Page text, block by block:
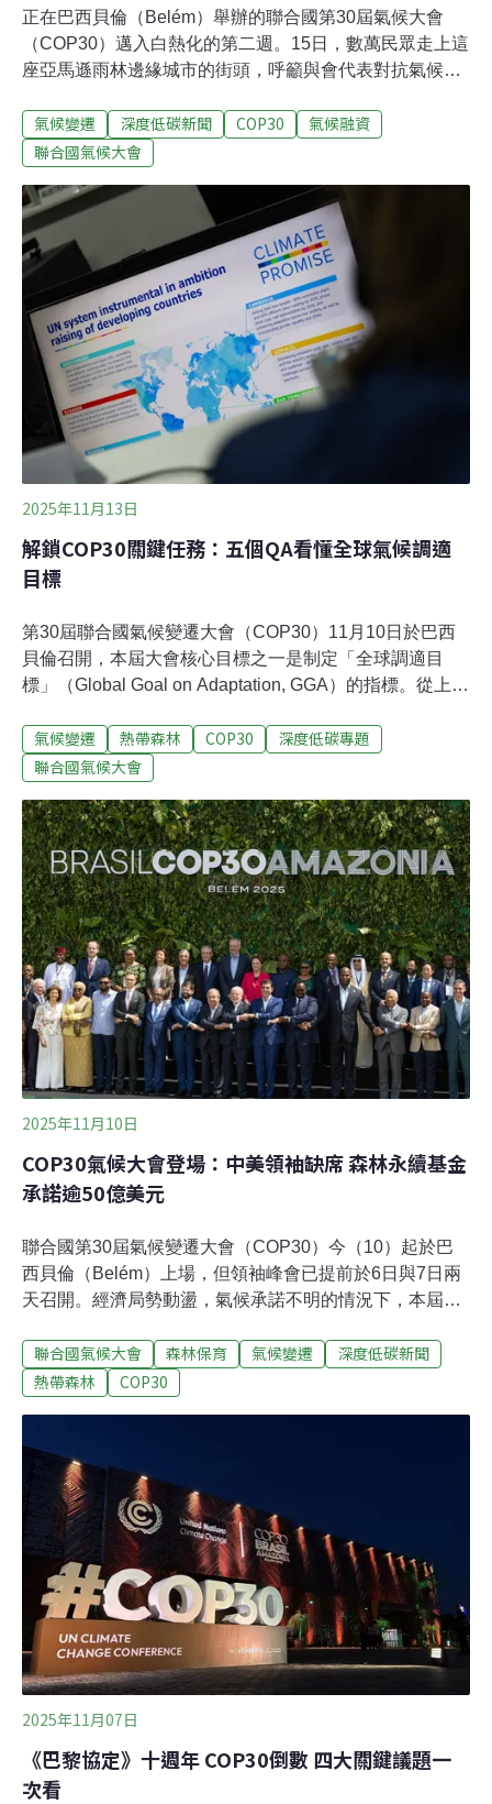
正在巴西貝倫（Belém）舉辦的聯合國第30屆氣候大會
（COP30）邁入白熱化的第二週。15日，數萬民眾走上這
座亞馬遜雨林邊緣城市的街頭，呼籲與會代表對抗氣候變
近三年來首度走上街頭，是最貼近民眾、最自由呼喊的遊
行。盤點第一週進程，雖森林永續基金順利啟動，但「全
因資金議題受阻。學者分析，調適與公正轉型仍有望達成
協議，但攸關1.3兆美元的氣候融資可能會遭逢強大阻力。
走上亞馬遜城市街頭 人民大遊行每年氣候大會期間的遊行
是民間表達訴求的重要戰場，但過去三屆會議主辦國強力
打壓民眾聲音，導致遊行隊伍只能在大會場內繞行，被譏
為「鳥籠遊行」。週六，名為「偉大人民的遊行」（Great
People's March）終於走上貝倫街道，是近年訴求最自由
的一次。
氣候變遷 深度低碳新聞 COP30
氣候融資
聯合國氣候大會
2025年11月13日
解鎖COP30關鍵任務：五個QA看懂全球氣候調適
目標
第30屆聯合國氣候變遷大會（COP30）11月10日於巴西
貝倫召開，本屆大會核心目標之一是制定「全球調適目
標」（Global Goal on Adaptation, GGA）的指標。從上千
向，也是未來衡量全球調適目標進展的依據。一、什麼是
氣候調適？全球暖化影響，各地極端天氣發生頻率持續增
略，以減輕或避免氣候災害。例如修築堤防、森林復育、
水源開發、種植更具耐受力的農作物等。二、什麼是全球
調適目標GGA？自1992年《聯合國氣候變化綱要公約》，
締約方同意應就調適措施展開合作，但未談及細節。2013
年，非洲談判小組（AGN）提案設定全球調適目標，2015
年的《巴黎協定》正式納入。為衡量全球減碳成果，必須
有統一且明確的碳排放量計算標準。要檢視全球調適行動
的進展，也須設定具體、可衡量的行動目標與指引，並
氣候變遷 熱帶森林 COP30
深度低碳專題
聯合國氣候大會
2025年11月10日
COP30氣候大會登場：中美領袖缺席 森林永續基金
承諾逾50億美元
聯合國第30屆氣候變遷大會（COP30）今（10）起於巴
西貝倫（Belém）上場，但領袖峰會已提前於6日與7日兩
天召開。經濟局勢動盪，氣候承諾不明的情況下，本屆出
力推的「熱帶森林永續機制」（Tropical Forests Forever
Facility, TFFF）正式啟動，首日即有55億美元資金承諾加
領導人峰會是媒體焦點，也是各國領袖表達氣候決心的機
會。今年不同於以往，峰會提前於會前登場，出席的國家
領袖也僅有去年的一半。法國總統馬克宏（Emmanuel
Macron）、德國總理梅爾茨（Friedrich Merz）、英國首
相施凱爾（Keir Starmer）、歐盟執委會主席范德賴恩
（Ursula von der Leyen）等人均參加，
聯合國氣候大會 森林保育 氣候變遷
深度低碳新聞
熱帶森林
COP30
2025年11月07日
《巴黎協定》十週年 COP30倒數 四大關鍵議題一
次看